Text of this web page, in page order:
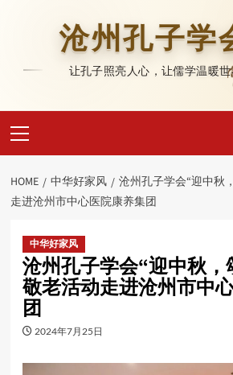
沧州孔子学
让孔子照亮人心，让儒学温暖
Menu
HOME 中华好家风
沧州孔子学会“迎中秋
走进沧州市中心医院康养集团
中华好家风
沧州孔子学会“迎中秋，
敬老活动走进沧州市中
团
2024年7月25日